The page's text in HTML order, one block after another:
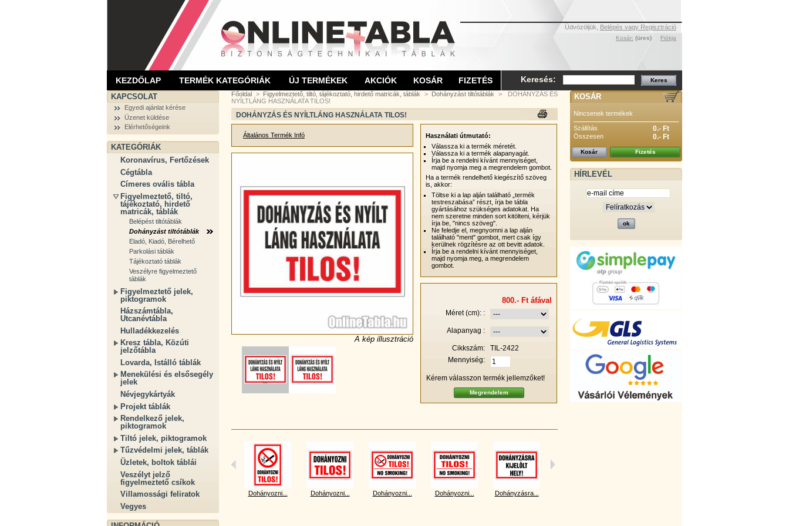
Üdvözöljük, Belépés vagy Regisztráció
Kosár: (üres) Fiókja
KEZDŐLAP TERMÉK KATEGÓRIÁK ÚJ TERMÉKEK AKCIÓK KOSÁR FIZETÉS Keresés:
KAPCSOLAT
Egyedi ajánlat kérése
Üzenet küldése
Elérhetőségeink
KATEGÓRIÁK
Koronavírus, Fertőzések
Cégtábla
Címeres ovális tábla
Figyelmeztető, tiltó,
tájékoztató, hirdető
matricák, táblák
Belépést tiltótáblák
Dohányzást tiltótáblák
Eladó, Kiadó, Bérelhető
Parkolási táblák
Tájékoztató táblák
Veszélyre figyelmeztető
táblák
Figyelmeztető jelek,
piktogramok
Házszámtábla,
Utcanévtábla
Hulladékkezelés
Kresz tábla, Közúti
jelzőtábla
Lovarda, Istálló táblák
Menekülési és elsősegély
jelek
Névjegykártyák
Projekt táblák
Rendelkező jelek,
piktogramok
Tiltó jelek, piktogramok
Tűzvédelmi jelek, táblák
Üzletek, boltok táblái
Veszélyt jelző
figyelmeztető csíkok
Villamossági feliratok
Vegyes
Főoldal > Figyelmeztető, tiltó, tájékoztató, hirdető matricák, táblák > Dohányzást tiltótáblák >
DOHÁNYZÁS ÉS
NYÍLTLÁNG HASZNÁLATA TILOS!
DOHÁNYZÁS ÉS NYÍLTLÁNG HASZNÁLATA TILOS!
Általános Termék Infó
A kép illusztráció
Használati útmutató:
Válassza ki a termék méretét.
Válassza ki a termék alapanyagát.
Írja be a rendelni kívánt mennyiséget,
majd nyomja meg a megrendelem gombot.
Ha a termék rendelhető kiegészítő szöveg
is, akkor:
Töltse ki a lap alján található „termék
testreszabása” részt, írja be tábla
gyártásához szükséges adatokat. Ha
nem szeretne minden sort kitölteni, kérjük
írja be, "nincs szöveg".
Ne feledje el, megnyomni a lap alján
található "ment" gombot, mert csak így
kerülnek rögzítésre az ott bevitt adatok.
Írja be a rendelni kívánt mennyiséget,
majd nyomja meg, a megrendelem
gombot.
800.- Ftáfával
Méret (cm): :
Alapanyag :
Cikkszám:
TIL-2422
Mennyiség:
Kérem válasszon termék jellemzőket!
Dohányozni... Dohányozni... Dohányozni... Dohányozni... Dohányzásra...
KOSÁR
Nincsenek termékek
Szállítás 0.- Ft
Összesen 0.- Ft
Kosár Fizetés
HÍRLEVÉL